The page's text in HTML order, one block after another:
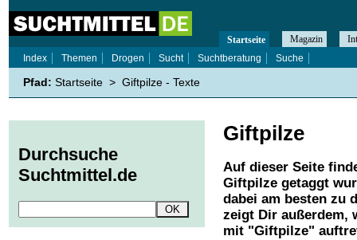
Giftpilze
Auf dieser Seite
Giftpilze getaggt
dabei am besten zu
zeigt Dir außerdem,
mit "Giftpilze"
Startseite Magazin
Index
Themen Drogen Sucht Suchtberatung Suche
Pfad: Startseite > Giftpilze - Texte
Durchsuche
Suchtmittel.de